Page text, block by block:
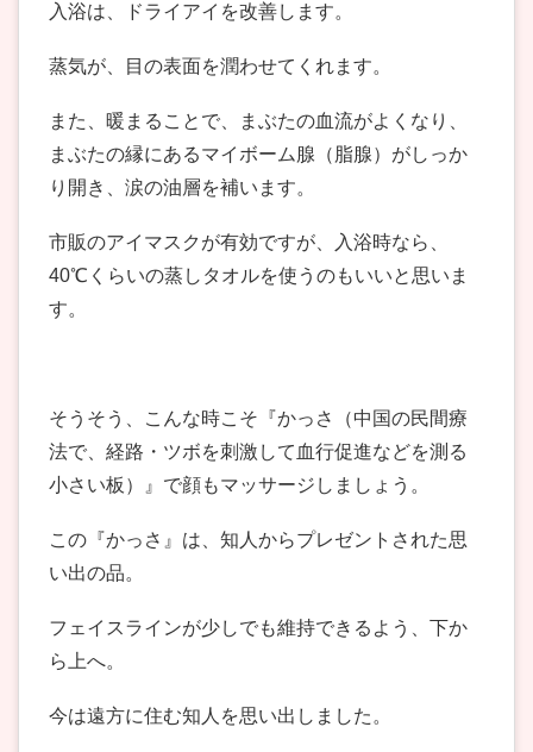
入浴は、ドライアイを改善します。
蒸気が、目の表面を潤わせてくれます。
また、暖まることで、まぶたの血流がよくなり、
まぶたの縁にあるマイボーム腺（脂腺）がしっか
り開き、涙の油層を補います。
市販のアイマスクが有効ですが、入浴時なら、
40℃くらいの蒸しタオルを使うのもいいと思いま
す。
そうそう、こんな時こそ『かっさ（中国の民間療
法で、経路・ツボを刺激して血行促進などを測る
小さい板）』で顔もマッサージしましょう。
この『かっさ』は、知人からプレゼントされた思
い出の品。
フェイスラインが少しでも維持できるよう、下か
ら上へ。
今は遠方に住む知人を思い出しました。